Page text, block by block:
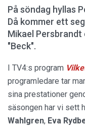
På söndag hyllas
Då kommer ett
Mikael Persbrandt
"Beck".
I TV4:s program
programledare tar
sina prestationer
säsongen har vi sett
Wahlgren, Eva